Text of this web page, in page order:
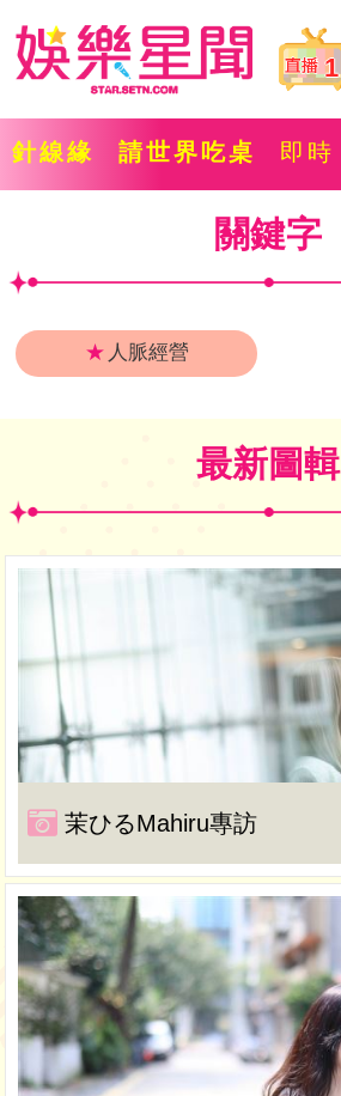
1
針線緣 請世界吃桌 即時
關鍵字
★ 人脈經營
最新圖輯
茉ひるMahiru專訪